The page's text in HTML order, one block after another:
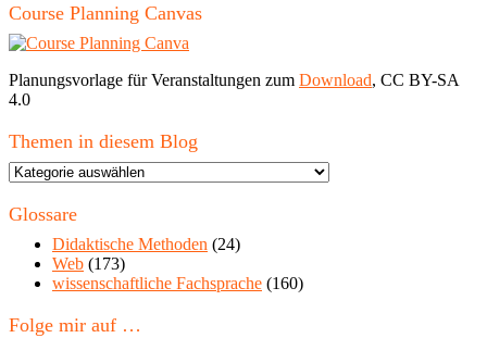
Course Planning Canvas
Planungsvorlage für Veranstaltungen zum Download, CC BY-SA
4.0
Themen in diesem Blog
Themen
diesem
Glossare
Didaktische Methoden (24)
Web (173)
wissenschaftliche Fachsprache (160)
Folge mir auf …